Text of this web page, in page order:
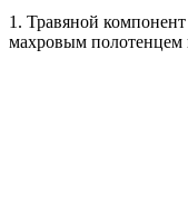
1. Травяной
махровым полотенцем